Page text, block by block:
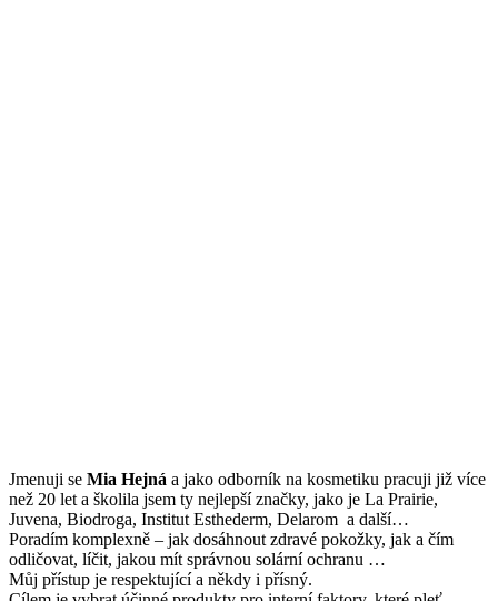
Jmenuji se Mia Hejná a jako odborník na kosmetiku pracuji již více
než 20 let a školila jsem ty nejlepší značky, jako je La Prairie,
Juvena, Biodroga, Institut Esthederm, Delarom a další…
Poradím komplexně – jak dosáhnout zdravé pokožky, jak a čím
odličovat, líčit, jakou mít správnou solární ochranu …
Můj přístup je respektující a někdy i přísný.